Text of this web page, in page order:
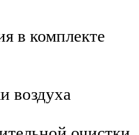
в комплекте
воздуха